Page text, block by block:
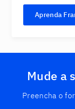
Aprenda
Mude a
Preencha o